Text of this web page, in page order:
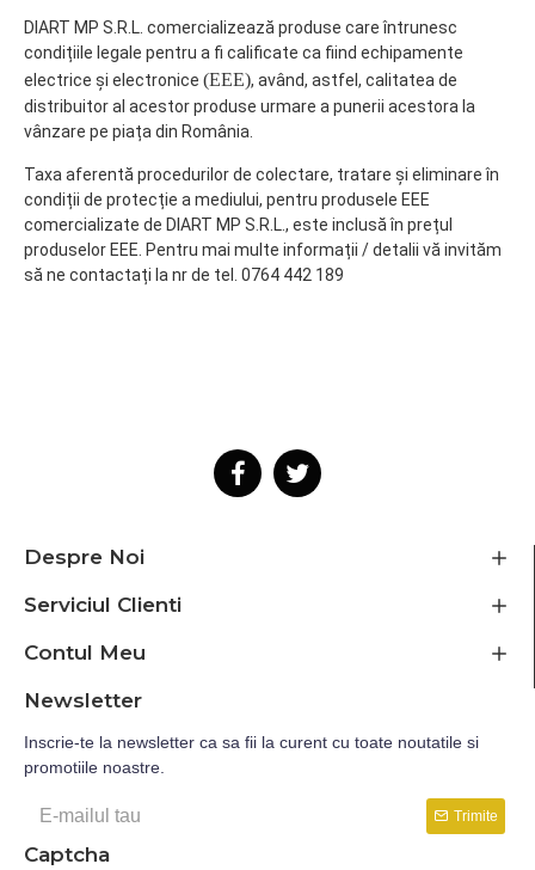
DIART MP S.R.L. comercializează produse care întrunesc
condițiile legale pentru a fi calificate ca fiind echipamente
electrice și electronice (EEE), având, astfel, calitatea de
distribuitor al acestor produse urmare a punerii acestora la
vânzare pe piața din România.
Taxa aferentă procedurilor de colectare, tratare și eliminare în
condiții de protecție a mediului, pentru produsele EEE
comercializate de DIART MP S.R.L., este inclusă în prețul
produselor EEE. Pentru mai multe informații / detalii vă invităm
să ne contactați la nr de tel. 0764 442 189
Despre Noi
Serviciul Clienti
Contul Meu
Newsletter
Inscrie-te la newsletter ca sa fii la curent cu toate noutatile si
promotiile noastre.
Trimite
Captcha